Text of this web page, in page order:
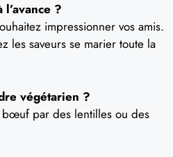
?
impressionner vos amis.
les saveurs se marier toute la
végétarien ?
par des lentilles ou des